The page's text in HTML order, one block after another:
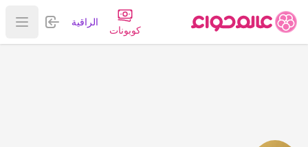
كوبونات
الراقية تسجيل
عرض